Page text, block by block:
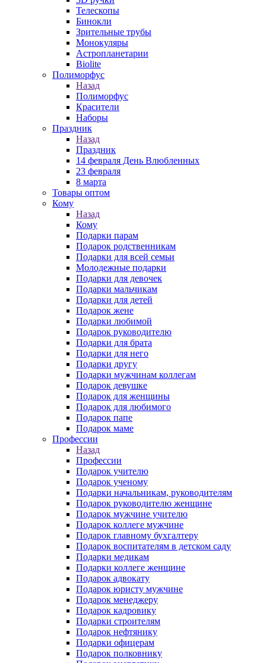
Телескопы
Бинокли
Зрительные трубы
Монокуляры
Астропланетарии
Biolite
Полиморфус
Назад
Полиморфус
Красители
Наборы
Праздник
Назад
Праздник
14 февраля День Влюбленных
23 февраля
8 марта
Товары оптом
Кому
Назад
Кому
Подарки парам
Подарок родственникам
Подарки для всей семьи
Молодежные подарки
Подарки для девочек
Подарки мальчикам
Подарки для детей
Подарок жене
Подарки любимой
Подарок руководителю
Подарки для брата
Подарки для него
Подарки другу
Подарки мужчинам коллегам
Подарок девушке
Подарок для женщины
Подарок для любимого
Подарок папе
Подарок маме
Профессии
Назад
Профессии
Подарок учителю
Подарок ученому
Подарки начальникам, руководителям
Подарок руководителю женщине
Подарок мужчине учителю
Подарок коллеге мужчине
Подарок главному бухгалтеру
Подарок воспитателям в детском саду
Подарки медикам
Подарки коллеге женщине
Подарок адвокату
Подарок юристу мужчине
Подарок менеджеру
Подарок кадровику
Подарки строителям
Подарок нефтянику
Подарки офицерам
Подарок полковнику